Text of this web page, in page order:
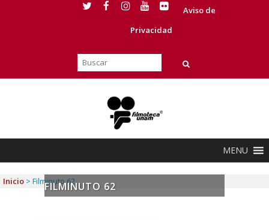
Aviso de
Privacidad
MENU
FILMINUTO 62
Inicio > Filminuto 62